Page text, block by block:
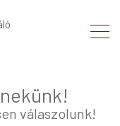
válaszolunk!